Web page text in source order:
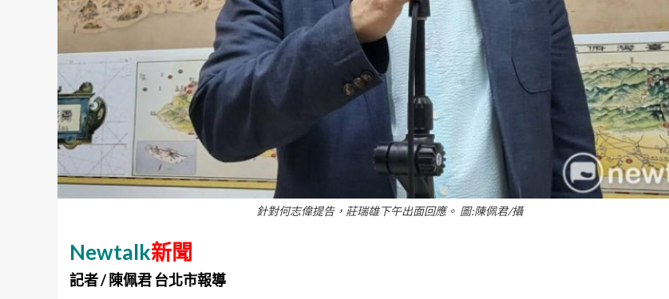
針對何志偉提告，莊瑞雄下午出面回應。 圖:陳佩君/攝
Newtalk新聞
記者 / 陳佩君 台北市報導